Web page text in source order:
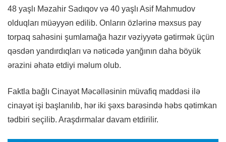
48 yaşlı Məzahir Sadıqov və 40 yaşlı Asif Mahmudov
olduqları müəyyən edilib. Onların özlərinə məxsus pay
torpaq sahəsini şumlamağa hazır vəziyyətə gətirmək üçün
qəsdən yandırdıqları və nəticədə yanğının daha böyük
ərazini əhatə etdiyi məlum olub.
Faktla bağlı Cinayət Məcəlləsinin müvafiq maddəsi ilə
cinayət işi başlanılıb, hər iki şəxs barəsində həbs qətimkan
tədbiri seçilib. Araşdırmalar davam etdirilir.